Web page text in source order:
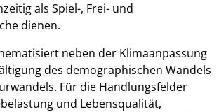
als Spiel-, Frei- und
dienen.
neben der Klimaanpassung
des demographischen Wandels
Für die Handlungsfelder
und Lebensqualität,